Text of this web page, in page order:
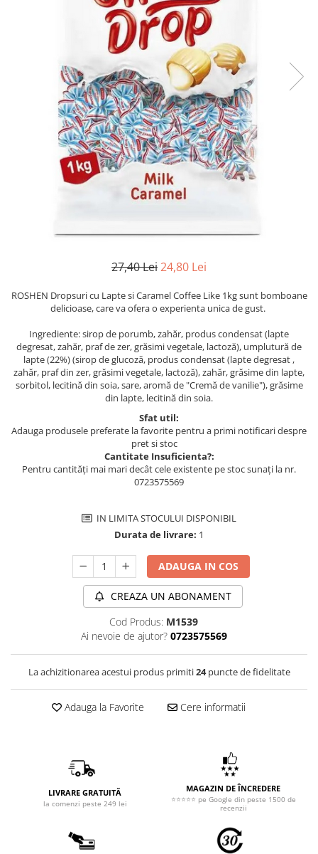
27,40 Lei24,80 Lei
ROSHEN Dropsuri cu Lapte si Caramel Coffee Like 1kg sunt bomboane
delicioase, care va ofera o experienta unica de gust.
Ingrediente: sirop de porumb, zahăr, produs condensat (lapte
degresat, zahăr, praf de zer, grăsimi vegetale, lactoză), umplutură de
lapte (22%) (sirop de glucoză, produs condensat (lapte degresat ,
zahăr, praf din zer, grăsimi vegetale, lactoză), zahăr, grăsime din lapte,
sorbitol, lecitină din soia, sare, aromă de "Cremă de vanilie"), grăsime
din lapte, lecitină din soia.
Sfat util:
Adauga produsele preferate la favorite pentru a primi notificari despre
pret si stoc
Cantitate Insuficienta?:
Pentru cantități mai mari decât cele existente pe stoc sunați la nr.
0723575569
IN LIMITA STOCULUI DISPONIBIL
Durata de livrare: 1
ADAUGA IN COS
CREAZA UN ABONAMENT
Cod Produs: M1539
Ai nevoie de ajutor? 0723575569
La achizitionarea acestui produs primiti24puncte de fidelitate
Adauga la Favorite Cere informatii
LIVRARE GRATUITĂ
la comenzi peste 249 lei
MAGAZIN DE ÎNCREDERE
⭐⭐⭐⭐⭐ pe Google din peste 1500 de
recenzii